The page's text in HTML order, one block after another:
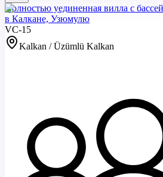
Полностью уединенная вилла с
в Калкане, Узюмулю
VC-15
Kalkan / Üzümlü Kalkan